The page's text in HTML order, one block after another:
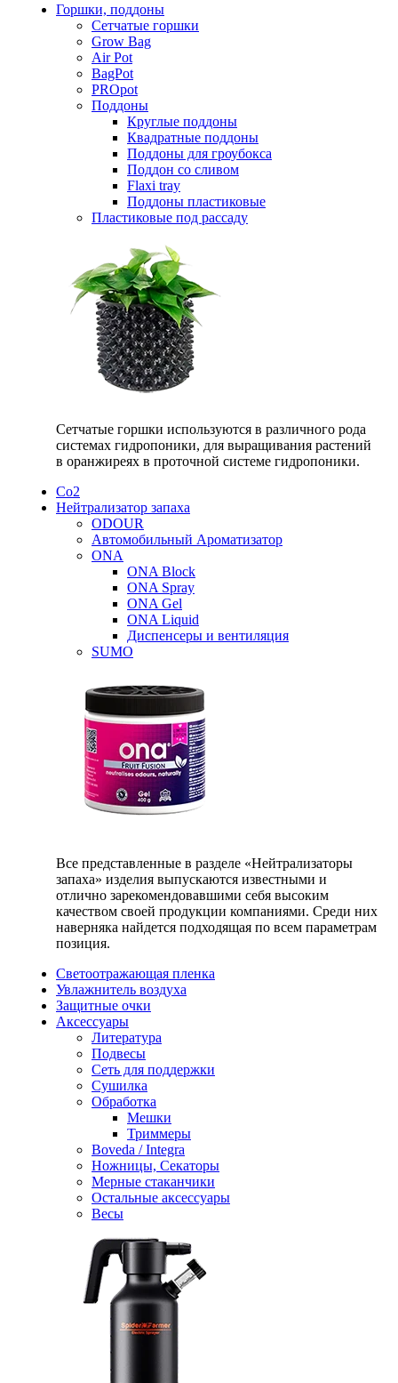
Горшки, поддоны
Сетчатые горшки
Grow Bag
Air Pot
BagPot
PROpot
Поддоны
Круглые поддоны
Квадратные поддоны
Поддоны для гроубокса
Поддон со сливом
Flaxi tray
Поддоны пластиковые
Пластиковые под рассаду
Сетчатые горшки используются в различного рода
системах гидропоники, для выращивания растений
в оранжиреях в проточной системе гидропоники.
Со2
Нейтрализатор запаха
ODOUR
Автомобильный Ароматизатор
ONA
ONA Block
ONA Spray
ONA Gel
ONA Liquid
Диспенсеры и вентиляция
SUMO
Все представленные в разделе «Нейтрализаторы
запаха» изделия выпускаются известными и
отлично зарекомендовавшими себя высоким
качеством своей продукции компаниями. Среди них
наверняка найдется подходящая по всем параметрам
позиция.
Светоотражающая пленка
Увлажнитель воздуха
Защитные очки
Аксессуары
Литература
Подвесы
Сеть для поддержки
Сушилка
Обработка
Мешки
Триммеры
Boveda / Integra
Ножницы, Секаторы
Мерные стаканчики
Остальные аксессуары
Весы